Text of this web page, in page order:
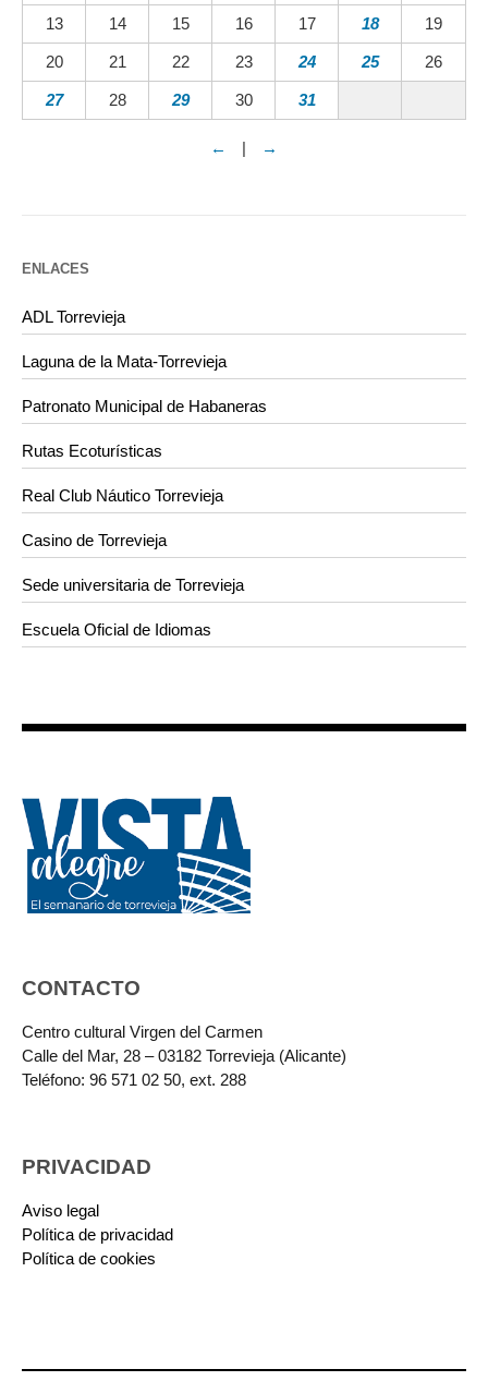
13 14 15 16 17 18 19
20 21 22 23 24 25 26
27 28 29 30 31
← | →
ENLACES
ADL Torrevieja
Laguna de la Mata-Torrevieja
Patronato Municipal de Habaneras
Rutas Ecoturísticas
Real Club Náutico Torrevieja
Casino de Torrevieja
Sede universitaria de Torrevieja
Escuela Oficial de Idiomas
CONTACTO
Centro cultural Virgen del Carmen
Calle del Mar, 28 – 03182 Torrevieja (Alicante)
Teléfono: 96 571 02 50, ext. 288
PRIVACIDAD
Aviso legal
Política de privacidad
Política de cookies